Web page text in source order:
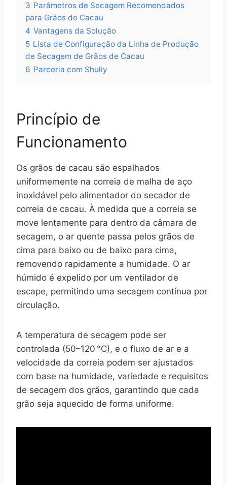
3 Parâmetros de Secagem Recomendados
para Grãos de Cacau
4 Vantagens da Solução
5 Lista de Configuração da Linha de Produção
de Secagem de Grãos de Cacau
6 Parceria com Shuliy
Princípio de
Funcionamento
Os grãos de cacau são espalhados
uniformemente na correia de malha de aço
inoxidável pelo alimentador do secador de
correia de cacau. À medida que a correia se
move lentamente para dentro da câmara de
secagem, o ar quente passa pelos grãos de
cima para baixo ou de baixo para cima,
removendo rapidamente a humidade. O ar
húmido é expelido por um ventilador de
escape, permitindo uma secagem contínua por
circulação.
A temperatura de secagem pode ser
controlada (50–120 °C), e o fluxo de ar e a
velocidade da correia podem ser ajustados
com base na humidade, variedade e requisitos
de secagem dos grãos, garantindo que cada
grão seja aquecido de forma uniforme.